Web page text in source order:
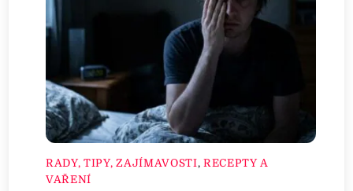
RADY, TIPY, ZAJÍMAVOSTI, RECEPTY A
VAŘENÍ